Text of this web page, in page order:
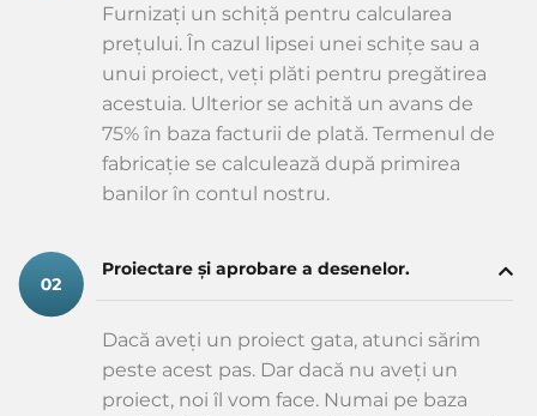
Furnizați un schiță pentru calcularea
prețului. În cazul lipsei unei schițe sau a
unui proiect, veți plăti pentru pregătirea
acestuia. Ulterior se achită un avans de
75% în baza facturii de plată. Termenul de
fabricație se calculează după primirea
banilor în contul nostru.
Proiectare și aprobare a desenelor.
Dacă aveți un proiect gata, atunci sărim
peste acest pas. Dar dacă nu aveți un
proiect, noi îl vom face. Numai pe baza